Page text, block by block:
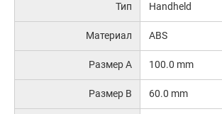
Тип Handheld
Материал ABS
Размер A 100.0 mm
Размер B 60.0 mm